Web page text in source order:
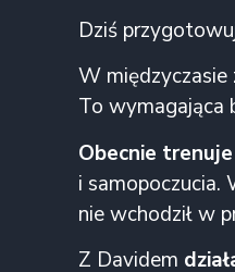
Dziś
W międzyczasie
To wymagająca
Obecnie
i samopoczucia.
nie wchodził w
Z Davidem